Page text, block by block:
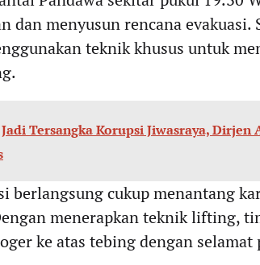
dan menyusun rencana
teknik khusus untuk
Jadi Tersangka Korupsi Jiwasraya, Dirjen
berlangsung cukup menantang
menerapkan teknik lifting,
ke atas tebing dengan